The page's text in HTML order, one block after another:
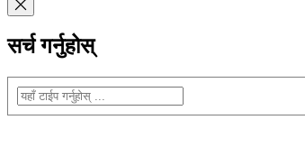
सर्च गर्नुहोस्